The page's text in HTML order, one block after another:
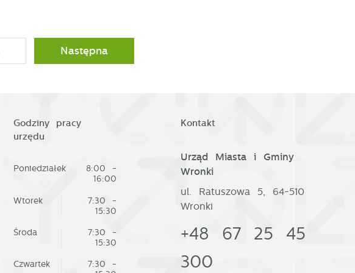
Następna
Godziny pracy
urzędu
Poniedziałek
8:00 -
16:00
Wtorek
7:30 -
15:30
Środa
7:30 -
15:30
Czwartek
7:30 -
Kontakt
Urząd Miasta i Gminy
Wronki
ul. Ratuszowa 5, 64-510
Wronki
+48 67 25 45
300